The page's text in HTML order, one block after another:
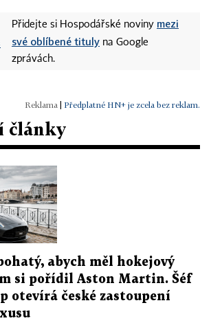
Přidejte si Hospodářské noviny mezi
své oblíbené tituly na Google
zprávách.
Předplatné HN+ je zcela bez reklam.
články
abych měl hokejový
si pořídil Aston Martin. Šéf
otevírá české zastoupení